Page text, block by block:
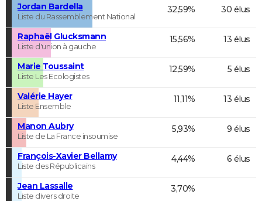
Jordan Bardella
Liste du Rassemblement National
32,59% 30 élus
Raphaël Glucksmann
Liste d'union à gauche
15,56% 13 élus
Marie Toussaint
Liste Les Ecologistes
12,59% 5 élus
Valérie Hayer
Liste Ensemble
11,11% 13 élus
Manon Aubry
Liste de La France insoumise
5,93% 9 élus
François-Xavier Bellamy
Liste des Républicains
4,44% 6 élus
Jean Lassalle
Liste divers droite
3,70%